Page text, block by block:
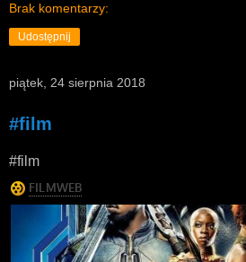
Brak komentarzy:
Udostępnij
piątek, 24 sierpnia 2018
#film
#film